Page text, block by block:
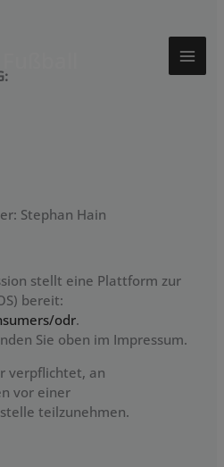
Stephan Hain
stellt eine Plattform zur
bereit:
odr.
Sie oben im Impressum.
verpflichtet, an
vor einer
teilzunehmen.